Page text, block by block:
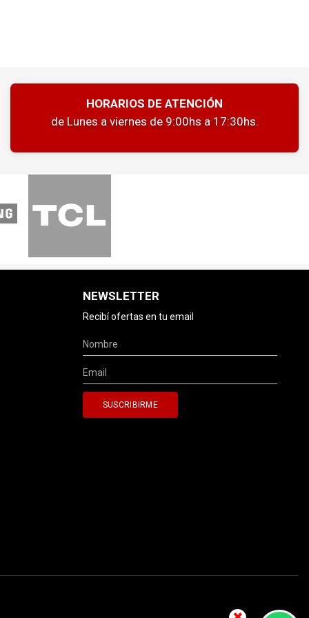
HORARIOS DE ATENCIÓN
de Lunes a viernes de 9:00hs a 17:30hs.
NEWSLETTER
Recibí ofertas en tu email